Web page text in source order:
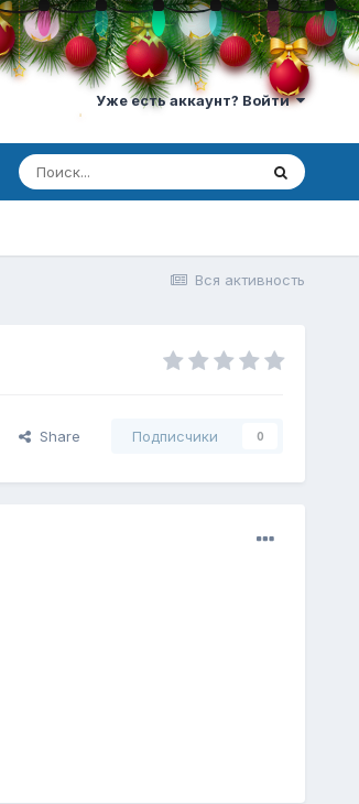
Уже есть аккаунт? Войти
Вся активность
Share Подписчики 0